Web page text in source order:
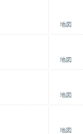
地図
地図
地図
地図